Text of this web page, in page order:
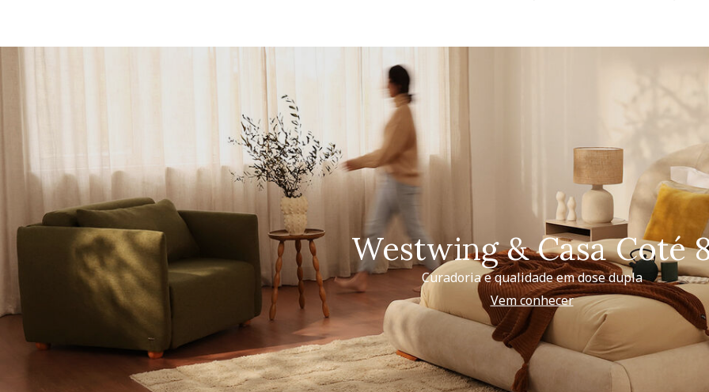
Westwing & Casa Coté
Curadoria e qualidade em dose dupla
Vem conhecer